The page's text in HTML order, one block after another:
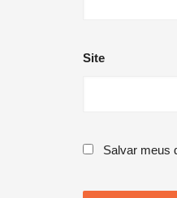
Site
Salvar meus